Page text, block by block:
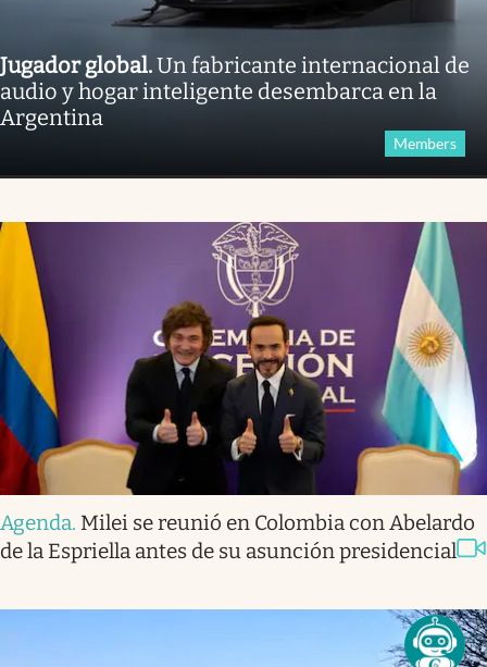
Jugador global.Un fabricante internacional de
audio y hogar inteligente desembarca en la
Argentina
Members
Agenda. Milei se reunió en Colombia con Abelardo
de la Espriella antes de su asunción presidencial